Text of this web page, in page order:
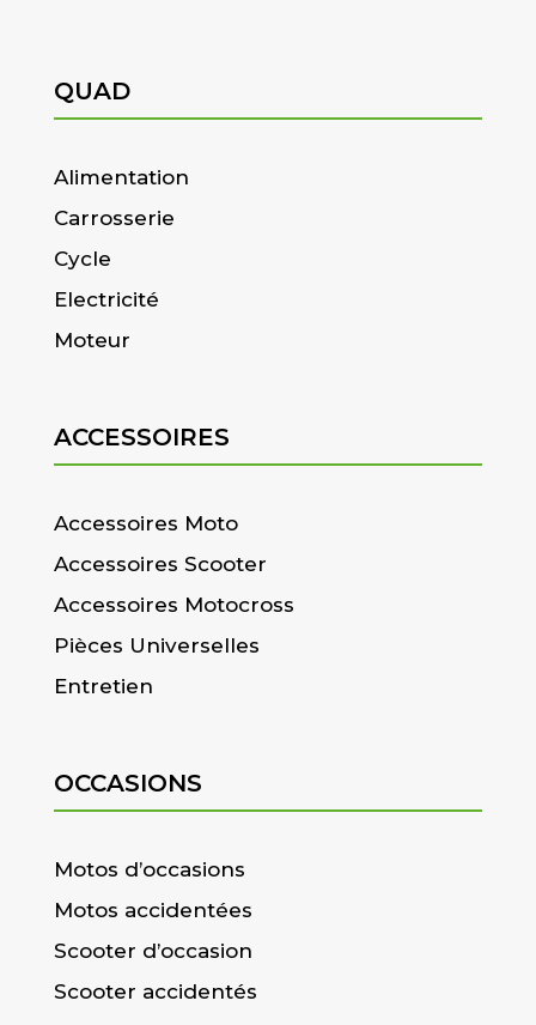
QUAD
Alimentation
Carrosserie
Cycle
Electricité
Moteur
ACCESSOIRES
Accessoires Moto
Accessoires Scooter
Accessoires Motocross
Pièces Universelles
Entretien
OCCASIONS
Motos d’occasions
Motos accidentées
Scooter d’occasion
Scooter accidentés